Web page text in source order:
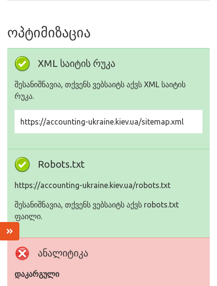
ოპტიმიზაცია
XML საიტის რუკა
შესანიშნავია, თქვენს ვებსაიტს აქვს XML საიტის
რუკა.
https://accounting-ukraine.kiev.ua/sitemap.xml
Robots.txt
https://accounting-ukraine.kiev.ua/robots.txt
შესანიშნავია, თქვენს ვებსაიტს აქვს robots.txt
ფაილი.
ანალიტიკა
დაკარგული